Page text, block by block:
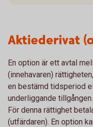
Aktiederivat
En option är ett avtal
(innehavaren)
en bestämd tidsperiod
underliggande tillgången.
För denna rättighet
(utfärdaren). En option